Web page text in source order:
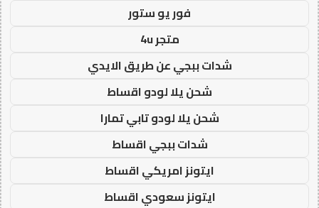
فور يو ستور
متجر 4u
شدات ببجي عن طريق الايدي
شحن يلا لودو اقساط
شحن يلا لودو تابي تمارا
شدات ببجي اقساط
ايتونز امريكي اقساط
ايتونز سعودي اقساط